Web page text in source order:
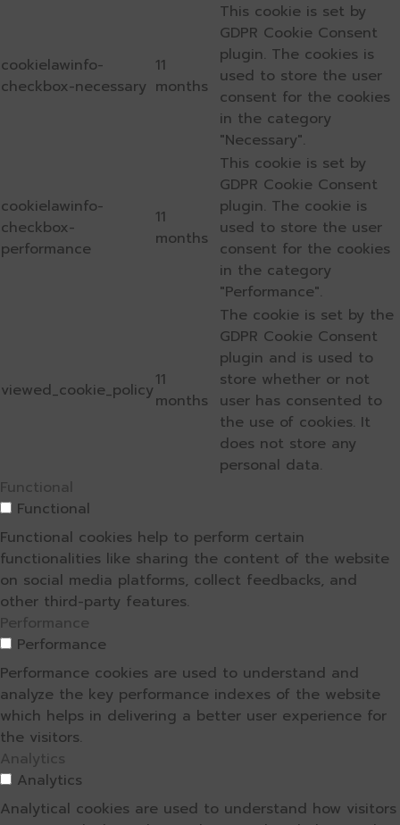
cookielawinfo-
checkbox-necessary
11
months
This cookie is set by
GDPR Cookie Consent
plugin. The cookies is
used to store the user
consent for the cookies
in the category
"Necessary".
cookielawinfo-
checkbox-
performance
11
months
This cookie is set by
GDPR Cookie Consent
plugin. The cookie is
used to store the user
consent for the cookies
in the category
"Performance".
viewed_cookie_policy11
months
The cookie is set by the
GDPR Cookie Consent
plugin and is used to
store whether or not
user has consented to
the use of cookies. It
does not store any
personal data.
Functional
Functional
Functional cookies help to perform certain
functionalities like sharing the content of the website
on social media platforms, collect feedbacks, and
other third-party features.
Performance
Performance
Performance cookies are used to understand and
analyze the key performance indexes of the website
which helps in delivering a better user experience for
the visitors.
Analytics
Analytics
Analytical cookies are used to understand how visitors